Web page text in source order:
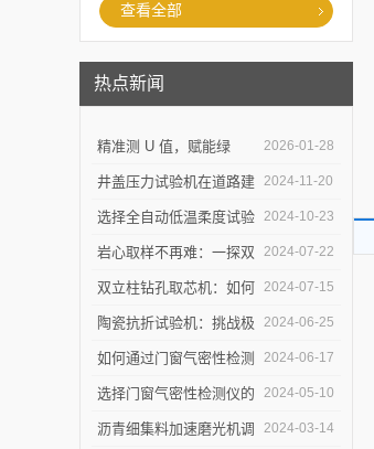
查看全部
热点新闻
精准测 U 值，赋能绿
建：上海乐傲的传热系数
测量仪守护建筑节能底线
2026-01-28
井盖压力试验机在道路建
设中的作用是什么？
2024-11-20
选择全自动低温柔度试验
仪，需要注意哪些事项？
2024-10-23
岩心取样不再难：一探双
立柱钻孔取芯机的奥秘
2024-07-22
双立柱钻孔取芯机：如何
提高地质取样的精确度与
效率？
2024-07-15
陶瓷抗折试验机：挑战极
限，提升可能
2024-06-25
如何通过门窗气密性检测
仪节能？
2024-06-17
选择门窗气密性检测仪的
关键因素是什么？
2024-05-10
沥青细集料加速磨光机调 2024-03-14